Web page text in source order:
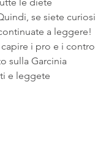
le diete
se siete curiosi
a leggere!
i pro e i contro
sulla Garcinia
e leggete